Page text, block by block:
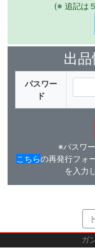
(※ 追記は
出
パスワー
ド
※パスワ
こちらの再発行フォ
を入力
ガ